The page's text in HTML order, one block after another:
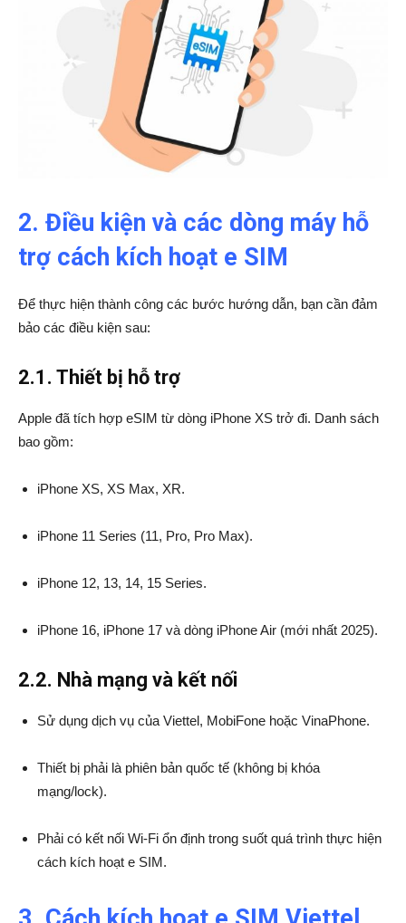
2. Điều kiện và các dòng máy hỗ
trợ cách kích hoạt e SIM
Để thực hiện thành công các bước hướng dẫn, bạn cần đảm
bảo các điều kiện sau:
2.1. Thiết bị hỗ trợ
Apple đã tích hợp eSIM từ dòng iPhone XS trở đi. Danh sách
bao gồm:
iPhone XS, XS Max, XR.
iPhone 11 Series (11, Pro, Pro Max).
iPhone 12, 13, 14, 15 Series.
iPhone 16, iPhone 17 và dòng iPhone Air (mới nhất 2025).
2.2. Nhà mạng và kết nối
Sử dụng dịch vụ của Viettel, MobiFone hoặc VinaPhone.
Thiết bị phải là phiên bản quốc tế (không bị khóa
mạng/lock).
Phải có kết nối Wi-Fi ổn định trong suốt quá trình thực hiện
cách kích hoạt e SIM.